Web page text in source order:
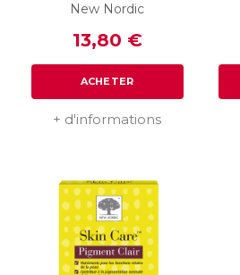
New Nordic
13,80 €
ACHETER
+ d'informations